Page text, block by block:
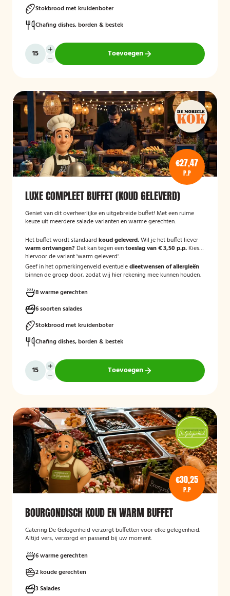
Stokbrood met kruidenboter
Chafing dishes, borden & bestek
Toevoegen
€27,47
P.P
LUXE COMPLEET BUFFET (KOUD GELEVERD)
Geniet van dit overheerlijke en uitgebreide buffet! Met een ruime
keuze uit meerdere salade varianten en warme gerechten.
Het buffet wordt standaard koud geleverd.Wil je het buffet liever
warm ontvangen? Dat kan tegen eentoeslag van € 3,50 p.p. Kies
hiervoor de variant 'warm geleverd'.
Geef in het opmerkingenveld eventueledieetwensen of allergieën
binnen de groep door, zodat wij hier rekening mee kunnen houden.
8 warme gerechten
6 soorten salades
Stokbrood met kruidenboter
Chafing dishes, borden & bestek
Toevoegen
€30,25
P.P
BOURGONDISCH KOUD EN WARM BUFFET
Catering De Gelegenheid verzorgt buffetten voor elke gelegenheid.
Altijd vers, verzorgd en passend bij uw moment.
6 warme gerechten
2 koude gerechten
3 Salades